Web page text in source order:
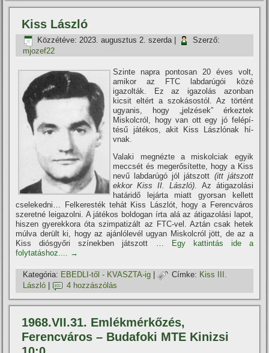
Kiss László
Közzétéve: 2023. augusztus 2. szerda|
Szerző:
mjozef22
Szinte napra pontosan 20 éves volt,
amikor az FTC labdarúgói közé
igazolták. Ez az igazolás azonban
kicsit eltért a szokásostól. Az történt
ugyanis, hogy „jelzések” érkeztek
Miskolcról, hogy van ott egy jó felépí­
tésű játékos, akit Kiss Lászlónak hí­
vnak.
Valaki megnézte a miskolciak egyik
meccsét és megerősí­tette, hogy a Kiss
nevű labdarúgó jól játszott (itt játszott
ekkor Kiss II. László). Az átigazolási
határidő lejárta miatt gyorsan kellett
cselekedni… Felkeresték tehát Kiss Lászlót, hogy a Ferencváros
szeretné leigazolni. A játékos boldogan í­rta alá az átigazolási lapot,
hiszen gyerekkora óta szimpatizált az FTC-vel. Aztán csak hetek
múlva derült ki, hogy az ajánlólevél ugyan Miskolcról jött, de az a
Kiss diósgyőri szí­nekben játszott …
Egy kattintás ide a
folytatáshoz.... →
Kategória: EBEDLI-től - KVASZTA-ig | Címke: Kiss III.
László
4 hozzászólás
1968.VII.31. Emlékmérkőzés,
Ferencváros – Budafoki MTE Kinizsi